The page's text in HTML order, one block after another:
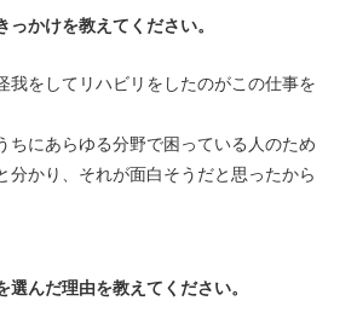
っかけを教えてください。
我をしてリハビリをしたのがこの仕事を
ちにあらゆる分野で困っている人のため
分かり、それが面白そうだと思ったから
選んだ理由を教えてください。